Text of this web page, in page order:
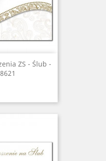
ZS - Ślub -